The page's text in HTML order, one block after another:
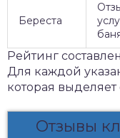
Береста
Рейтинг
Для каждой
которая выделяет
Отзывы